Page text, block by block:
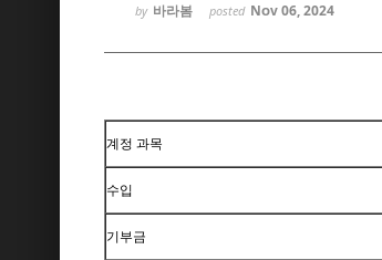
by 바라봄 posted Nov 06, 2024
계정 과목
수입
기부금
케치북5